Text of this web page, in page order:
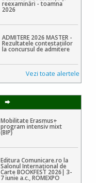
reexaminări - toamna
2026
ADMITERE 2026 MASTER -
Rezultatele contestaţiilor
la concursul de admitere
Vezi toate alertele
Mobilitate Erasmus+
program intensiv mixt
(BIP)
Editura Comunicare.ro la
Salonul Internațional de
Carte BOOKFEST 2026| 3-
7 iunie a.c., ROMEXPO